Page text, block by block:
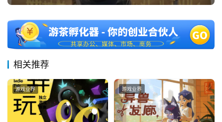
相关推荐
游戏业界 游戏业界